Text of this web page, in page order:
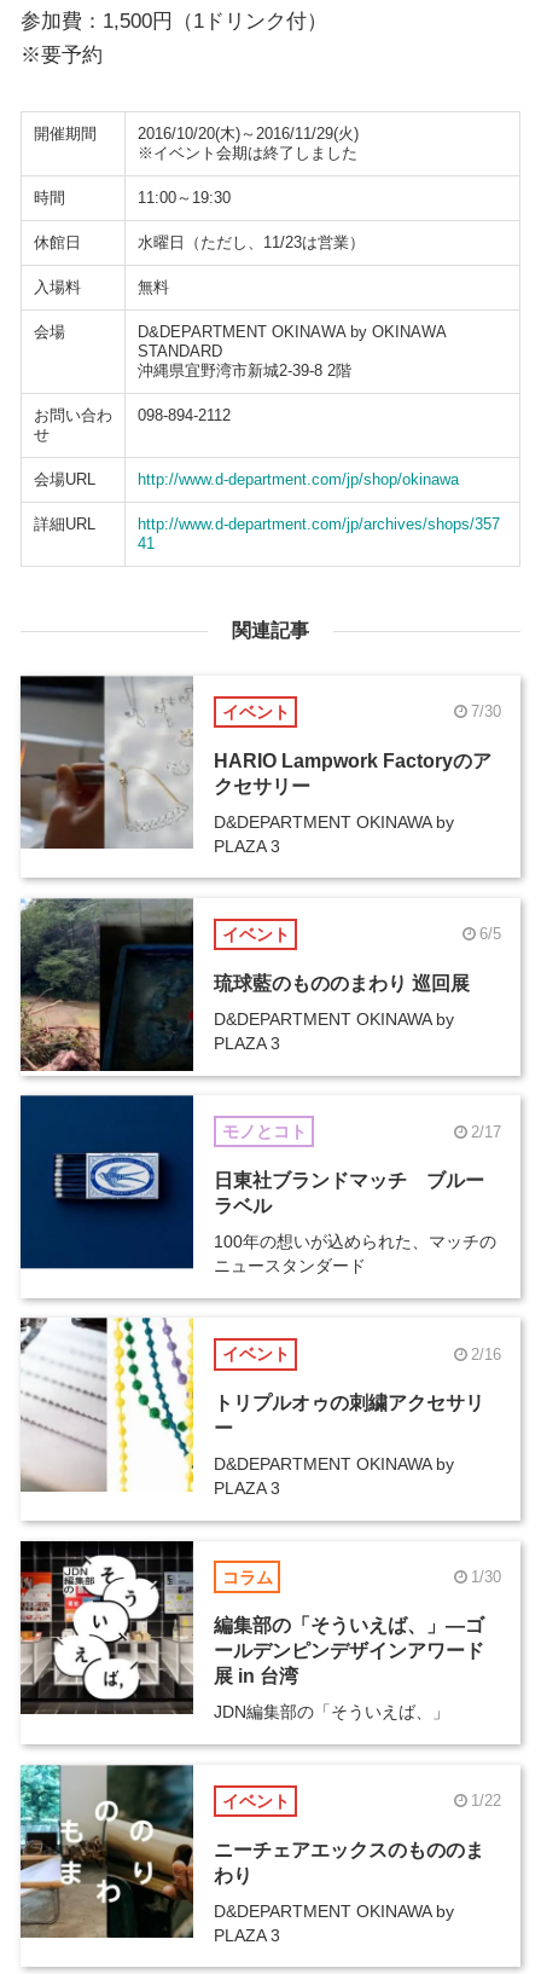
参加費：1,500円（1ドリンク付）
※要予約
開催期間
2016/10/20(木)～2016/11/29(火)
※イベント会期は終了しました
時間 11:00～19:30
休館日 水曜日（ただし、11/23は営業）
入場料 無料
会場
D&DEPARTMENT OKINAWA by OKINAWA
STANDARD
沖縄県宜野湾市新城2-39-8 2階
お問い合わ
せ
098-894-2112
会場URL http://www.d-department.com/jp/shop/okinawa
詳細URL
http://www.d-department.com/jp/archives/shops/357
41
関連記事
イベント 7/30
HARIO Lampwork Factoryのア
クセサリー
D&DEPARTMENT OKINAWA by
PLAZA 3
イベント 6/5
琉球藍のもののまわり 巡回展
D&DEPARTMENT OKINAWA by
PLAZA 3
モノとコト 2/17
日東社ブランドマッチ ブルー
ラベル
100年の想いが込められた、マッチの
ニュースタンダード
イベント 2/16
トリプルオゥの刺繍アクセサリ
ー
D&DEPARTMENT OKINAWA by
PLAZA 3
コラム 1/30
編集部の「そういえば、」―ゴ
ールデンピンデザインアワード
展 in 台湾
JDN編集部の「そういえば、」
イベント 1/22
ニーチェアエックスのもののま
わり
D&DEPARTMENT OKINAWA by
PLAZA 3